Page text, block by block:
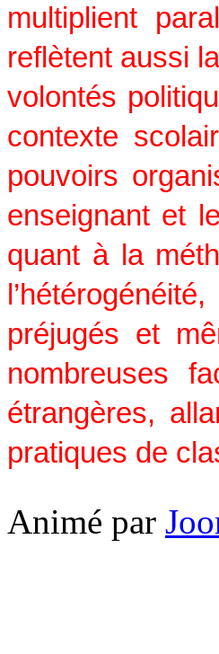
multiplient
reflètent aussi
volontés
contexte
pouvoirs
enseignant et
quant à la
préjugés et
nombreuses
étrangères,
pratiques de
Animé par